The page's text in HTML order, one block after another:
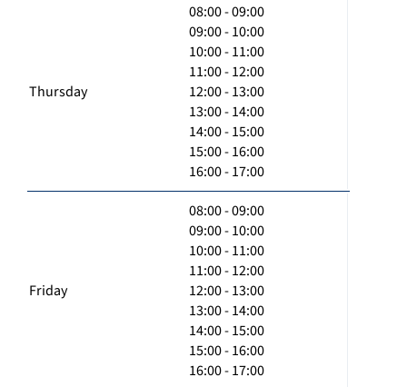
Thursday
08:00 - 09:00
09:00 - 10:00
10:00 - 11:00
11:00 - 12:00
12:00 - 13:00
13:00 - 14:00
14:00 - 15:00
15:00 - 16:00
16:00 - 17:00
Friday
08:00 - 09:00
09:00 - 10:00
10:00 - 11:00
11:00 - 12:00
12:00 - 13:00
13:00 - 14:00
14:00 - 15:00
15:00 - 16:00
16:00 - 17:00